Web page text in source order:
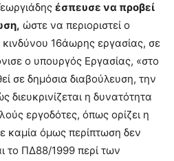
έσπευσε να προβεί
ώστε να περιοριστεί ο
16άωρης εργασίας, σε
ο υπουργός Εργασίας, «στο
σε δημόσια διαβούλευση, την
η δυνατότητα
εργοδότες, όπως ορίζει η
καμία όμως περίπτωση δεν
το ΠΔ88/1999 περί των